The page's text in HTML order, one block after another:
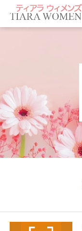
ティアラ ニュース
アクセス
診療科目